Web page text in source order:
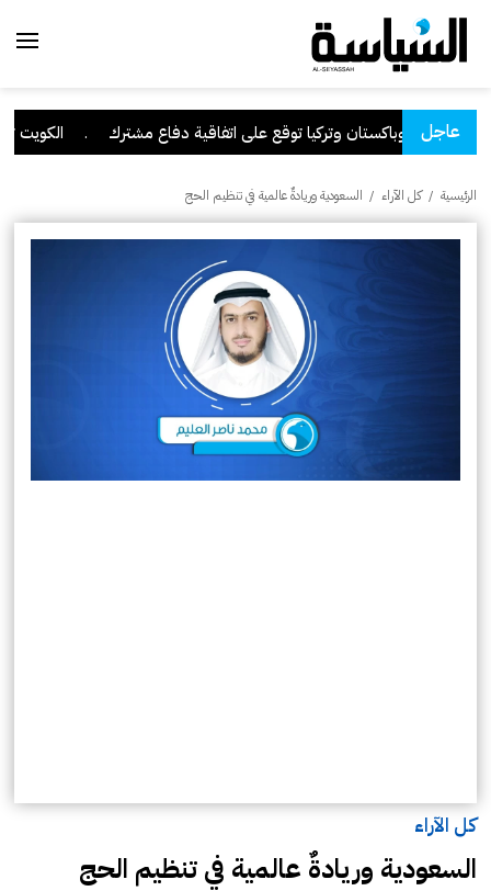
عاجلوباكستان وتركيا توقع على اتفاقية دفاع مشترك الكويت تدين
الرئيسية /كل الآراء / السعودية وريادةٌ عالمية في تنظيم الحج
كل الآراء
السعودية وريادةٌ عالمية في تنظيم الحج